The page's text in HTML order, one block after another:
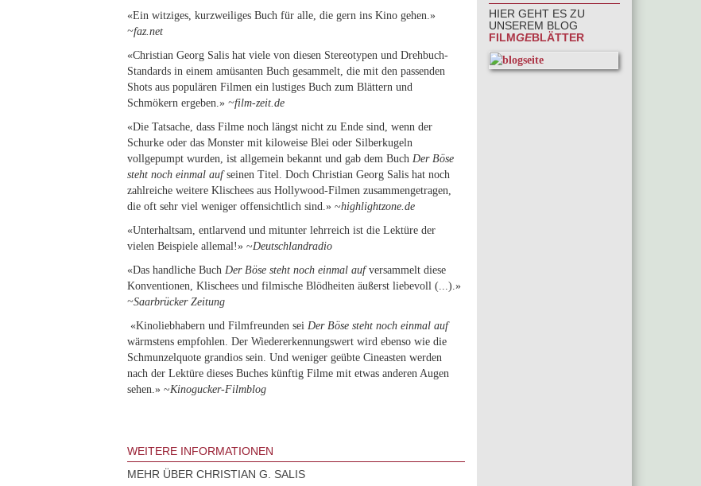
«Ein witziges, kurzweiliges Buch für alle, die gern ins Kino gehen.»
~faz.net
«Christian Georg Salis hat viele von diesen Stereotypen und Drehbuch-
Standards in einem amüsanten Buch gesammelt, die mit den passenden
Shots aus populären Filmen ein lustiges Buch zum Blättern und
Schmökern ergeben.» ~film-zeit.de
«Die Tatsache, dass Filme noch längst nicht zu Ende sind, wenn der
Schurke oder das Monster mit kiloweise Blei oder Silberkugeln
vollgepumpt wurden, ist allgemein bekannt und gab dem Buch Der Böse
steht noch einmal aufseinen Titel. Doch Christian Georg Salis hat noch
zahlreiche weitere Klischees aus Hollywood-Filmen zusammengetragen,
die oft sehr viel weniger offensichtlich sind.» ~highlightzone.de
«Unterhaltsam, entlarvend und mitunter lehrreich ist die Lektüre der
vielen Beispiele allemal!» ~Deutschlandradio
«Das handliche Buch Der Böse steht noch einmal aufversammelt diese
Konventionen, Klischees und filmische Blödheiten äußerst liebevoll (...).»
~Saarbrücker Zeitung
«Kinoliebhabern und Filmfreunden sei Der Böse steht noch einmal auf
wärmstens empfohlen. Der Wiedererkennungswert wird ebenso wie die
Schmunzelquote grandios sein. Und weniger geübte Cineasten werden
nach der Lektüre dieses Buches künftig Filme mit etwas anderen Augen
sehen.» ~Kinogucker-Filmblog
WEITERE INFORMATIONEN
MEHR ÜBER CHRISTIAN G. SALIS
HIER GEHT ES ZU
UNSEREM BLOG
FILMGEBLÄTTER